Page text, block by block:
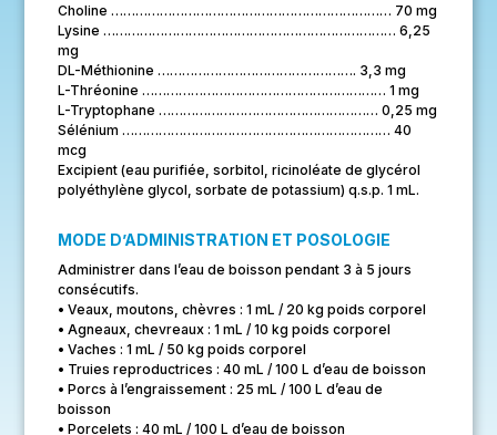
Choline …………………………………………………………… 70 mg
Lysine ……………………………………………………………… 6,25
mg
DL-Méthionine …………………………………………. 3,3 mg
L-Thréonine …………………………………………………… 1 mg
L-Tryptophane ……………………………………………… 0,25 mg
Sélénium ………………………………………………………… 40
mcg
Excipient (eau purifiée, sorbitol, ricinoléate de glycérol
polyéthylène glycol, sorbate de potassium) q.s.p. 1 mL.
MODE D’ADMINISTRATION ET POSOLOGIE
Administrer dans l’eau de boisson pendant 3 à 5 jours
consécutifs.
• Veaux, moutons, chèvres : 1 mL / 20 kg poids corporel
• Agneaux, chevreaux : 1 mL / 10 kg poids corporel
• Vaches : 1 mL / 50 kg poids corporel
• Truies reproductrices : 40 mL / 100 L d’eau de boisson
• Porcs à l’engraissement : 25 mL / 100 L d’eau de
boisson
• Porcelets : 40 mL / 100 L d’eau de boisson